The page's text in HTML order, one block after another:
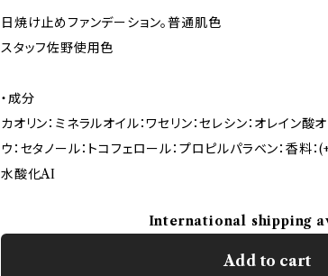
日焼け止めファンデーション。普通肌色
スタッフ佐野使用色
・成分
カオリン：ミネラルオイル：ワセリン：セレシン：オレイン酸
ウ：セタノール：トコフェロール：プロピルパラベン：香料
水酸化AI
International shipping
Add to cart